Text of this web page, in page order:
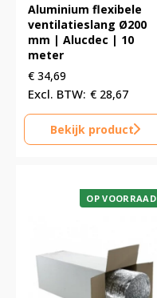
Aluminium flexibele
ventilatieslang Ø200
mm | Alucdec | 10
meter
€ 34,69
€ 28,67
Bekijk product
OP VOORRAAD